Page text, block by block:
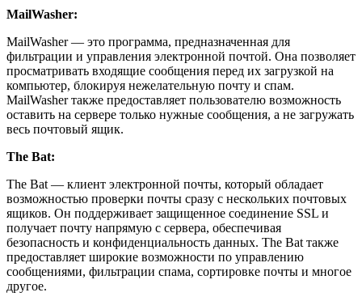
MailWasher:
MailWasher — это программа, предназначенная для
фильтрации и управления электронной почтой. Она позволяет
просматривать входящие сообщения перед их загрузкой на
компьютер, блокируя нежелательную почту и спам.
MailWasher также предоставляет пользователю возможность
оставить на сервере только нужные сообщения, а не загружать
весь почтовый ящик.
The Bat:
The Bat — клиент электронной почты, который обладает
возможностью проверки почты сразу с нескольких почтовых
ящиков. Он поддерживает защищенное соединение SSL и
получает почту напрямую с сервера, обеспечивая
безопасность и конфиденциальность данных. The Bat также
предоставляет широкие возможности по управлению
сообщениями, фильтрации спама, сортировке почты и многое
другое.